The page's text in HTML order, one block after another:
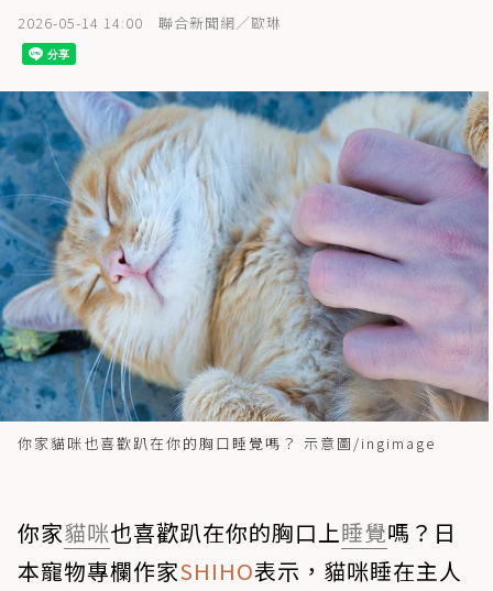
2026-05-14 14:00 聯合新聞網／歐琳
你家貓咪也喜歡趴在你的胸口睡覺嗎？ 示意圖/ingimage
你家貓咪也喜歡趴在你的胸口上睡覺嗎？日
本寵物專欄作家SHIHO表示，貓咪睡在主人